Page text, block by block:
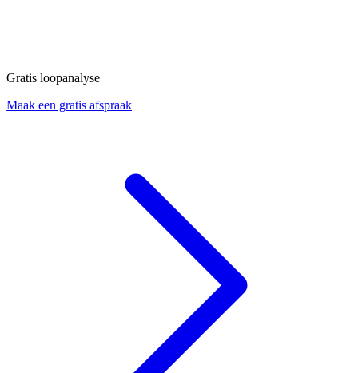
Gratis loopanalyse
Maak een gratis afspraak